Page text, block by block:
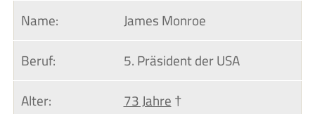
Name:
James Monroe
Beruf:
5. Präsident der USA
Alter:
73 Jahre†